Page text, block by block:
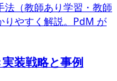
（教師あり学習・教師
りやすく解説。PdM が
装戦略と事例